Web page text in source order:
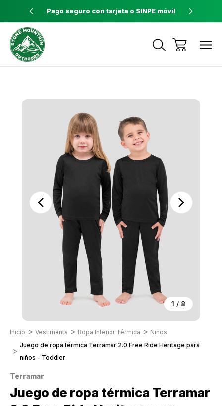
a $60 Pago seguro con tarjeta o SINPE móvil
1 / 8
Inicio Vestimenta Ropa Interior Térmica
Niños
Juego de ropa térmica Terramar 2.0 Free Ride Heritage para
niños - Toddler
Terramar
Juego de ropa térmica Terramar